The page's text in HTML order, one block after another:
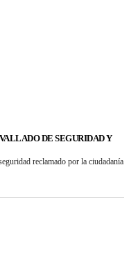
DE SEGURIDAD Y
reclamado por la ciudadanía